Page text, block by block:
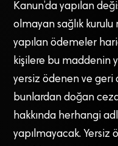
Kanun’da yapılan
olmayan sağlık kurulu
yapılan ödemeler
kişilere bu maddenin
yersiz ödenen ve geri
bunlardan doğan
hakkında herhangi
yapılmayacak. Yersiz